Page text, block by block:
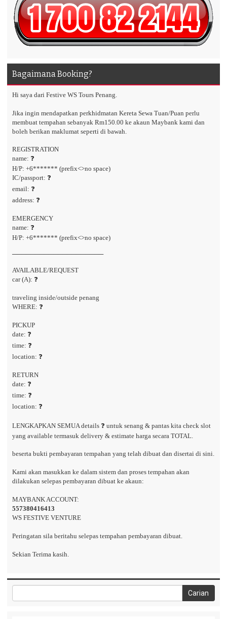
Bagaimana Booking?
Hi saya dari Festive WS Tours Penang.
Jika ingin mendapatkan perkhidmatan Kereta Sewa Tuan/Puan perlu
membuat tempahan sebanyak Rm150.00 ke akaun Maybank kami dan
boleh berikan maklumat seperti di bawah.
REGISTRATION
name: ❓
H/P: +6******* (prefix<>no space)
IC/passport: ❓
email: ❓
address: ❓
EMERGENCY
name: ❓
H/P: +6******* (prefix<>no space)
────────────────────
AVAILABLE/REQUEST
car (A): ❓
traveling inside/outside penang
WHERE: ❓
PICKUP
date: ❓
time: ❓
location: ❓
RETURN
date: ❓
time: ❓
location: ❓
LENGKAPKAN SEMUA details ❓ untuk senang & pantas kita check slot
yang available termasuk delivery & estimate harga secara TOTAL.
beserta bukti pembayaran tempahan yang telah dibuat dan disertai di sini.
Kami akan masukkan ke dalam sistem dan proses tempahan akan
dilakukan selepas pembayaran dibuat ke akaun:
MAYBANK ACCOUNT:
557380416413
WS FESTIVE VENTURE
Peringatan sila beritahu selepas tempahan pembayaran dibuat.
Sekian Terima kasih.